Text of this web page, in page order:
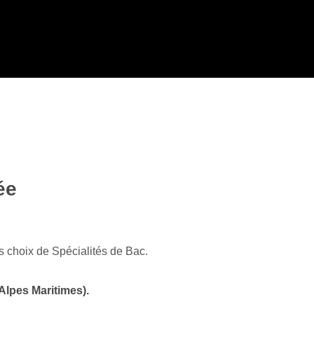
choix de Spécialités de Bac.
Maritimes).